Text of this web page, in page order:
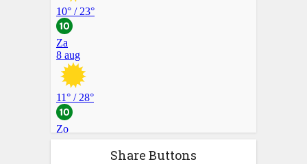
Share Buttons